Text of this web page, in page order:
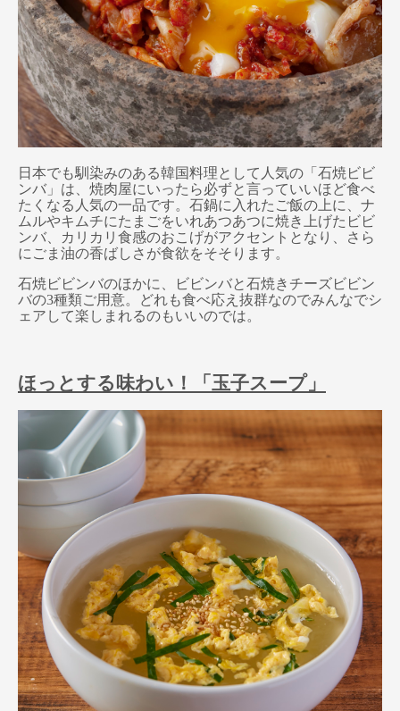
日本でも馴染みのある韓国料理として人気の「石焼ビビ
ンバ」は、焼肉屋にいったら必ずと言っていいほど食べ
たくなる人気の一品です。石鍋に入れたご飯の上に、ナ
ムルやキムチにたまごをいれあつあつに焼き上げたビビ
ンバ、カリカリ食感のおこげがアクセントとなり、さら
にごま油の香ばしさが食欲をそそります。
石焼ビビンバのほかに、ビビンバと石焼きチーズビビン
バの3種類ご用意。どれも食べ応え抜群なのでみんなでシ
ェアして楽しまれるのもいいのでは。
ほっとする味わい！「玉子スープ」